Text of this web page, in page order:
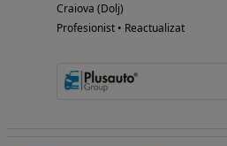
Craiova (Dolj)
Profesionist • Reactualizat